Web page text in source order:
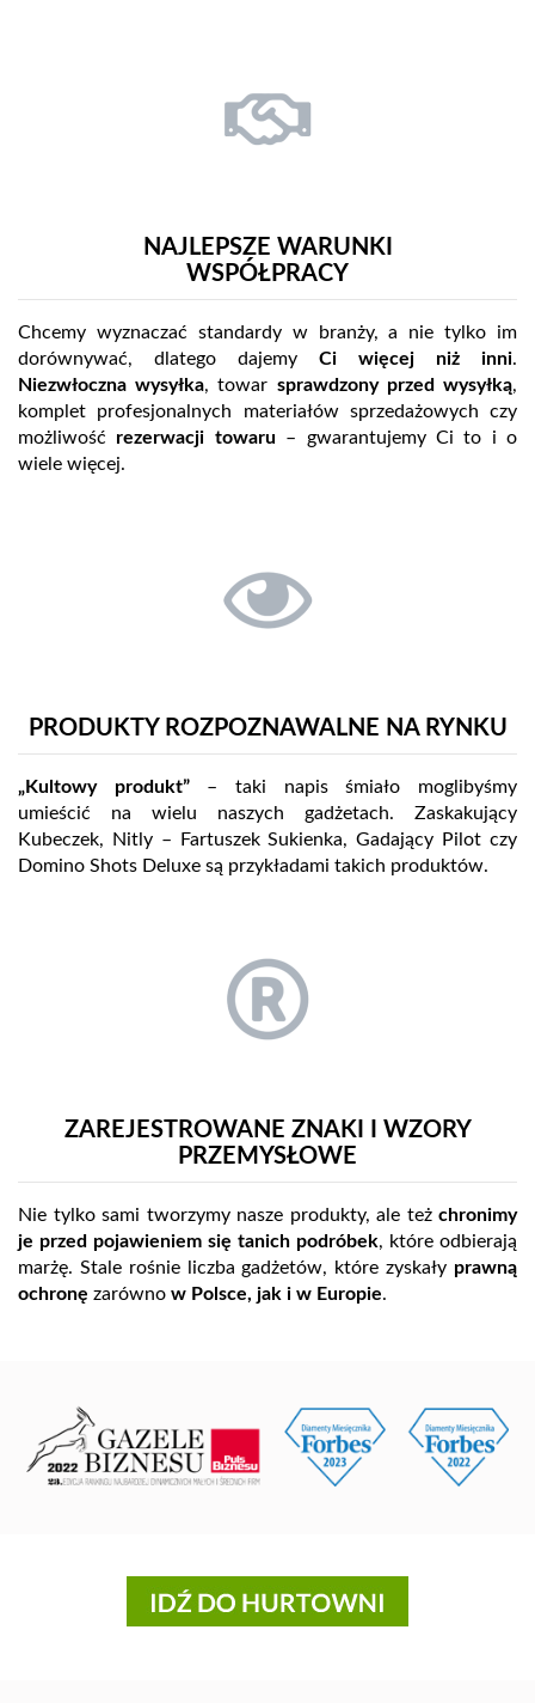
NAJLEPSZE WARUNKI
WSPÓŁPRACY
Chcemy wyznaczać standardy w branży, a nie tylko im
dorównywać, dlatego dajemy Ci więcej niż inni.
Niezwłoczna wysyłka, towar sprawdzony przed wysyłką,
komplet profesjonalnych materiałów sprzedażowych czy
możliwość rezerwacji towaru – gwarantujemy Ci to i o
wiele więcej.
PRODUKTY ROZPOZNAWALNE NA RYNKU
„Kultowy produkt”– taki napis śmiało moglibyśmy
umieścić na wielu naszych gadżetach. Zaskakujący
Kubeczek, Nitly – Fartuszek Sukienka, Gadający Pilot czy
Domino Shots Deluxe są przykładami takich produktów.
ZAREJESTROWANE ZNAKI I WZORY
PRZEMYSŁOWE
Nie tylko sami tworzymy nasze produkty, ale też chronimy
je przed pojawieniem się tanich podróbek, które odbierają
marżę. Stale rośnie liczba gadżetów, które zyskały prawną
ochronę zarówno w Polsce, jak i w Europie.